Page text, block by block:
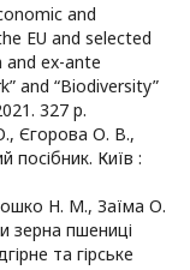
and
EU and selected
and ex-ante
and “Biodiversity”
327 p.
Єгорова О. В.,
посібник. Київ :
Н. М., Заїма О.
зерна пшениці
та гірське